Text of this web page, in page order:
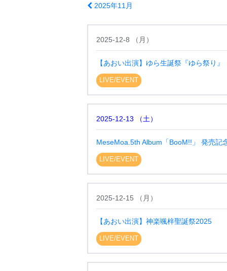
2025年11月
2025-12-8 （ 月 ）
【あおい出演】ゆら生誕祭『ゆら祭り』
LIVE/EVENT
2025-12-13 （土）
MeseMoa.5th Album「BooM!!」 発売記
LIVE/EVENT
2025-12-15 （ 月 ）
【あおい出演】神楽颯梓聖誕祭2025
LIVE/EVENT